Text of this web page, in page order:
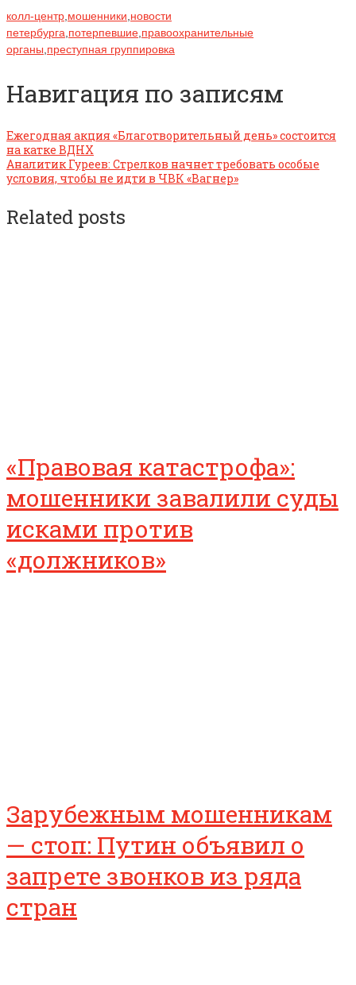
колл-центр мошенники новости
петербурга потерпевшие правоохранительные
органы преступная группировка
Навигация по записям
Ежегодная акция «Благотворительный день» состоится
на катке ВДНХ
Аналитик Гуреев: Стрелков начнет требовать особые
условия, чтобы не идти в ЧВК «Вагнер»
Related posts
«Правовая катастрофа»:
мошенники завалили суды
исками против
«должников»
Зарубежным мошенникам
— стоп: Путин объявил о
запрете звонков из ряда
стран